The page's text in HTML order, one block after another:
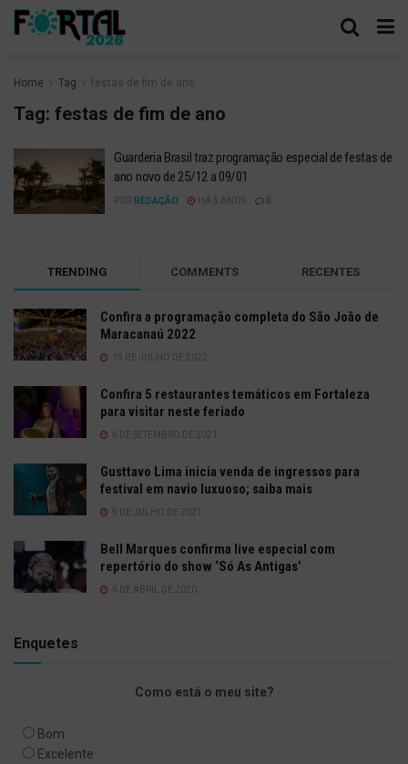
Home Tag festas de fim de ano
Tag: festas de fim de ano
Guarderia Brasil traz programação especial de festas de
ano novo de 25/12 a 09/01
POR REDAÇÃO HÁ 5 ANOS
TRENDING COMMENTS RECENTES
Confira a programação completa do São João de
Maracanaú 2022
19 DE JULHO DE 2022
Confira 5 restaurantes temáticos em Fortaleza
para visitar neste feriado
6 DE SETEMBRO DE 2021
Gusttavo Lima inicia venda de ingressos para
festival em navio luxuoso; saiba mais
9 DE JULHO DE 2021
Bell Marques confirma live especial com
repertório do show ‘Só As Antigas’
6 DE ABRIL DE 2020
Enquetes
Como está o meu site?
Bom
Excelente